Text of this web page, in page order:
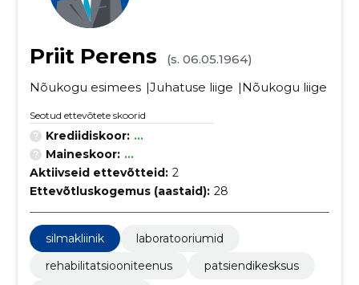
Priit Perens
(s. 06.05.1964)
Nõukogu esimees Juhatuse liige Nõukogu liige
Seotud ettevõtete skoorid
Krediidiskoor: ...
Maineskoor: ...
Aktiivseid ettevõtteid: 2
Ettevõtluskogemus (aastaid): 28
silmakliinik
laboratooriumid
rehabilitatsiooniteenus
patsiendikesksus